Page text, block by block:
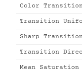
Color Transition
Transition
Sharp
Transition
Mean Saturation